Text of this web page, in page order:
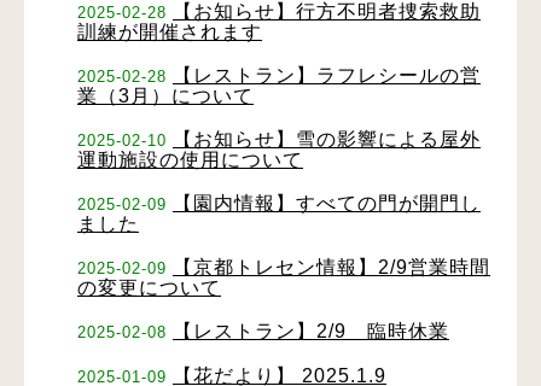
2025-02-28
【お知らせ】行方不明者捜索救助
訓練が開催されます
2025-02-28
【レストラン】ラフレシールの営
業（3月）について
2025-02-10
【お知らせ】雪の影響による屋外
運動施設の使用について
2025-02-09
【園内情報】すべての門が開門し
ました
2025-02-09
【京都トレセン情報】2/9営業時間
の変更について
2025-02-08 【レストラン】2/9 臨時休業
2025-01-09 【花だより】 2025.1.9